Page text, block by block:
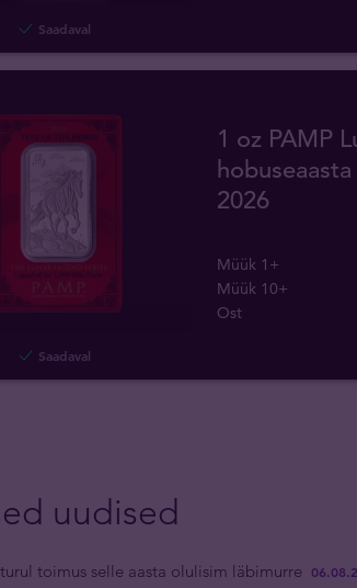
Saadaval
Saadaval
1 oz PAMP
2026
Müük 1+
Müük 10+
Ost
uudised
toimus selle aasta olulisim läbimurre